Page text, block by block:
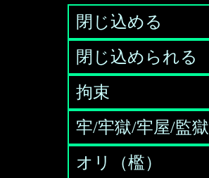
閉じ込める
閉じ込められる
拘束
牢/牢獄/牢屋/監獄
オリ（檻）